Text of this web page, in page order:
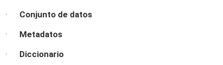
· Conjunto de datos
· Metadatos
· Diccionario